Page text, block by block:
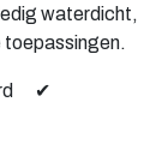
waterdicht,
toepassingen.
✔